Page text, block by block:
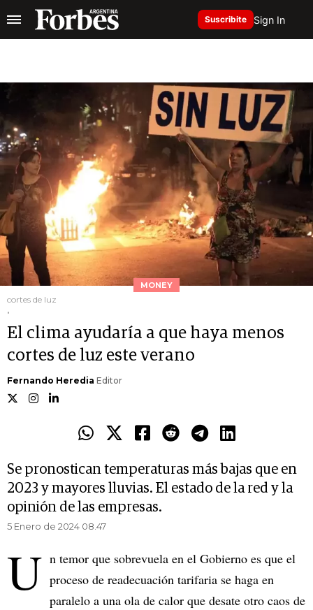
Suscribite Sign In
MONEY
cortes de luz
.
El clima ayudaría a que haya menos
cortes de luz este verano
Fernando Heredia Editor
Se pronostican temperaturas más bajas que en
2023 y mayores lluvias. El estado de la red y la
opinión de las empresas.
5 Enero de 2024 08.47
U n temor que sobrevuela en el Gobierno es que el
proceso de readecuación tarifaria se haga en
paralelo a una ola de calor que desate otro caos de